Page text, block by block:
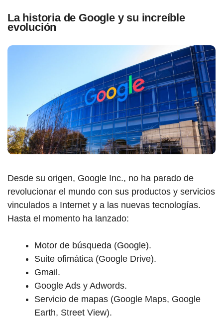
La historia de Google y su increíble
evolución
Desde su origen, Google Inc., no ha parado de
revolucionar el mundo con sus productos y servicios
vinculados a Internet y a las nuevas tecnologías.
Hasta el momento ha lanzado:
Motor de búsqueda (Google).
Suite ofimática (Google Drive).
Gmail.
Google Ads y Adwords.
Servicio de mapas (Google Maps, Google
Earth, Street View).